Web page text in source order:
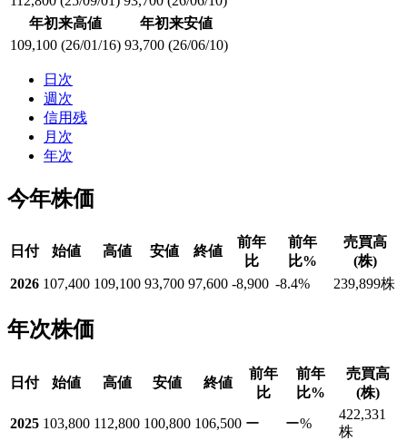
年初来高値
年初来安値
109,100 (26/01/16) 93,700 (26/06/10)
日次
週次
信用残
月次
年次
今年株価
日付 始値 高値 安値 終値
前年
比
前年
比%
売買高
(株)
2026 107,400 109,100 93,700 97,600 -8,900 -8.4% 239,899株
年次株価
日付 始値 高値 安値 終値
前年
比
前年
比%
売買高
(株)
2025 103,800 112,800 100,800 106,500 ー ー%
422,331
株